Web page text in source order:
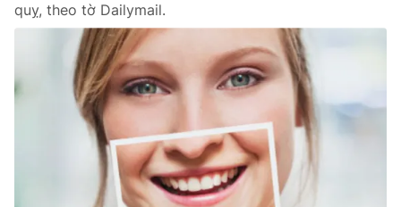
quỵ, theo tờ Dailymail.